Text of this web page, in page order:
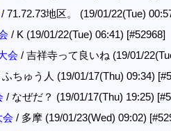
/ 71.72.73地区。 (19/01/22(Tue)
/ K (19/01/22(Tue) 06:41) [#52968]
会 / 吉祥寺って良いね (19/01/
ふちゅう人 (19/01/17(Thu) 09:34)
/ なぜだ？ (19/01/17(Thu) 19:25)
会 / 多摩 (19/01/23(Wed) 09:02)